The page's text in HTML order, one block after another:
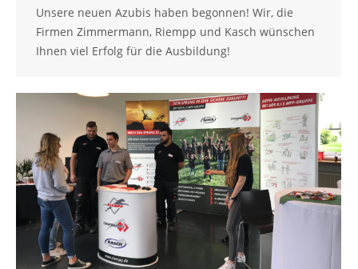
Unsere neuen Azubis haben begonnen! Wir, die
Firmen Zimmermann, Riempp und Kasch wünschen
Ihnen viel Erfolg für die Ausbildung!